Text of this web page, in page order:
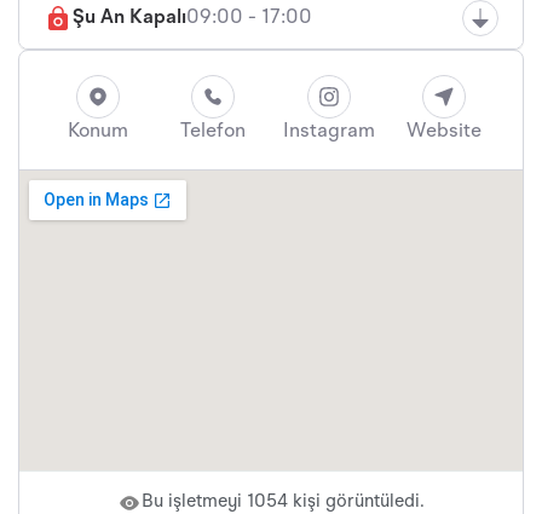
Şu An Kapalı09:00 - 17:00
Konum Telefon Instagram Website
Bu işletmeyi 1054 kişi görüntüledi.